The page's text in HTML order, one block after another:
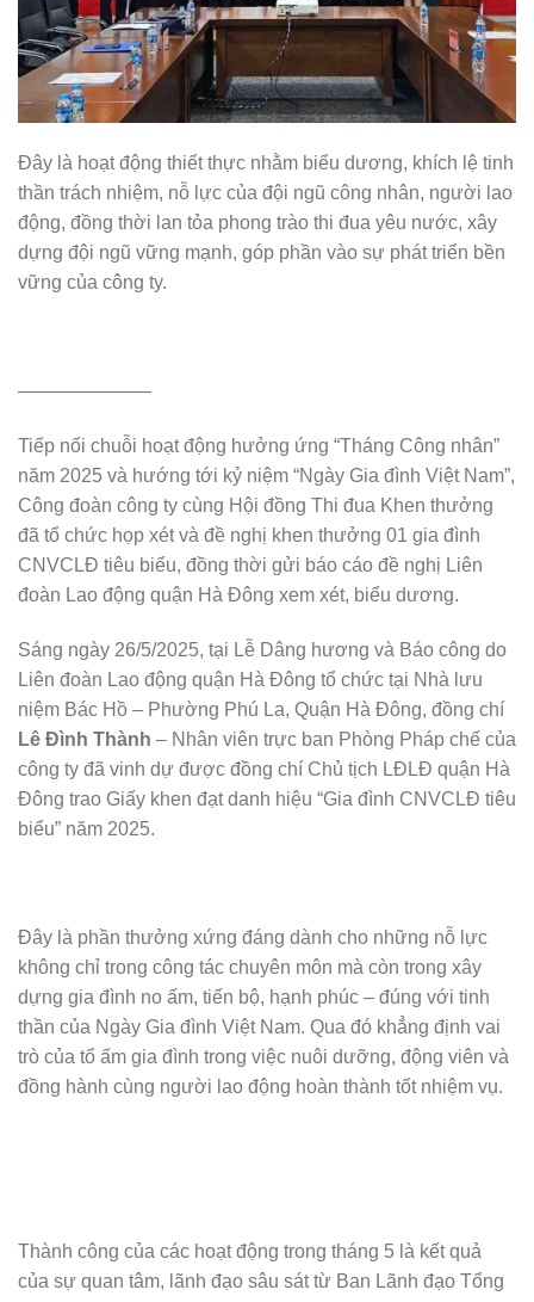
Đây là hoạt động thiết thực nhằm biểu dương, khích lệ tinh
thần trách nhiệm, nỗ lực của đội ngũ công nhân, người lao
động, đồng thời lan tỏa phong trào thi đua yêu nước, xây
dựng đội ngũ vững mạnh, góp phần vào sự phát triển bền
vững của công ty.
———————
Tiếp nối chuỗi hoạt động hưởng ứng “Tháng Công nhân”
năm 2025 và hướng tới kỷ niệm “Ngày Gia đình Việt Nam”,
Công đoàn công ty cùng Hội đồng Thi đua Khen thưởng
đã tổ chức họp xét và đề nghị khen thưởng 01 gia đình
CNVCLĐ tiêu biểu, đồng thời gửi báo cáo đề nghị Liên
đoàn Lao động quận Hà Đông xem xét, biểu dương.
Sáng ngày 26/5/2025, tại Lễ Dâng hương và Báo công do
Liên đoàn Lao động quận Hà Đông tổ chức tại Nhà lưu
niệm Bác Hồ – Phường Phú La, Quận Hà Đông, đồng chí
Lê Đình Thành – Nhân viên trực ban Phòng Pháp chế của
công ty đã vinh dự được đồng chí Chủ tịch LĐLĐ quận Hà
Đông trao Giấy khen đạt danh hiệu “Gia đình CNVCLĐ tiêu
biểu” năm 2025.
Đây là phần thưởng xứng đáng dành cho những nỗ lực
không chỉ trong công tác chuyên môn mà còn trong xây
dựng gia đình no ấm, tiến bộ, hạnh phúc – đúng với tinh
thần của Ngày Gia đình Việt Nam. Qua đó khẳng định vai
trò của tổ ấm gia đình trong việc nuôi dưỡng, động viên và
đồng hành cùng người lao động hoàn thành tốt nhiệm vụ.
Thành công của các hoạt động trong tháng 5 là kết quả
của sự quan tâm, lãnh đạo sâu sát từ Ban Lãnh đạo Tổng